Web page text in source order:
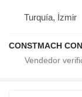
Turquía, İzmir
CONSTMACH